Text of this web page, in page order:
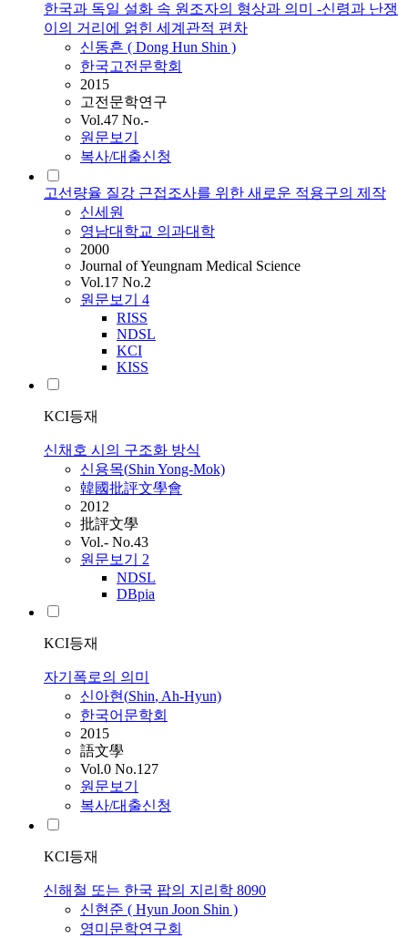
한국과 독일 설화 속 원조자의 형상과 의미 -신령과 난쟁
이의 거리에 얽힌 세계관적 편차
신동흔 ( Dong Hun Shin )
한국고전문학회
2015
고전문학연구
Vol.47 No.-
원문보기
복사/대출신청
고선량율 질강 근접조사를 위한 새로운 적용구의 제작
신세원
영남대학교 의과대학
2000
Journal of Yeungnam Medical Science
Vol.17 No.2
원문보기 4
RISS
NDSL
KCI
KISS
KCI등재
신채호 시의 구조화 방식
신용목(ShinYong-Mok)
韓國批評文學會
2012
批評文學
Vol.- No.43
원문보기 2
NDSL
DBpia
KCI등재
자기폭로의 의미
신아현(Shin, Ah-Hyun)
한국어문학회
2015
語文學
Vol.0 No.127
원문보기
복사/대출신청
KCI등재
신해철 또는 한국 팝의 지리학 8090
신현준 ( Hyun Joon Shin )
영미문학연구회